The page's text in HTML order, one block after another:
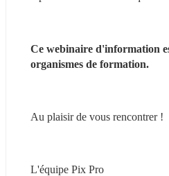
Ce webinaire d'information
organismes de formation.
Au plaisir de vous rencontrer !
L'équipe Pix Pro